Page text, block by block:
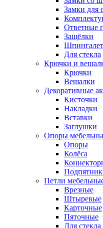
Замки для
Ответные
Защёлки
Для стекла
Крючки и
Крючки
Вешалки
Декоративные
Кисточки
Накладки
Вставки
Заглушки
Опоры
Опоры
Колёса
Петли
Врезные
Штыревые
Карточные
Пяточные
Для стекла